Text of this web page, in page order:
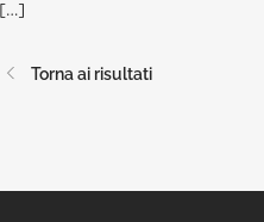
[…]
Torna ai risultati